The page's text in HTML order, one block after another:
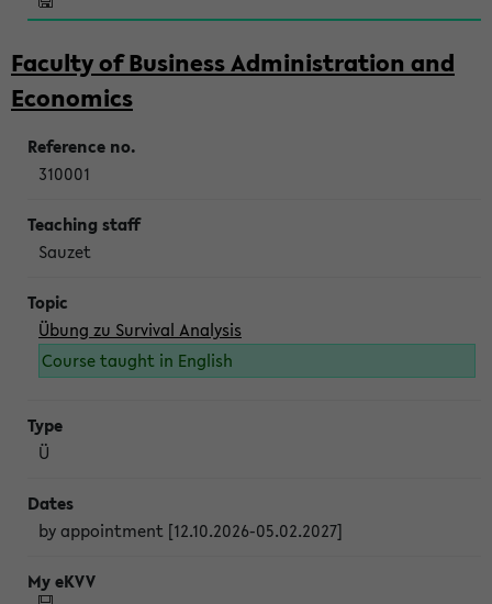
Faculty of Business Administration and
Economics
310001
Sauzet
Übung zu Survival Analysis
Course taught in English
Ü
by appointment [12.10.2026-05.02.2027]